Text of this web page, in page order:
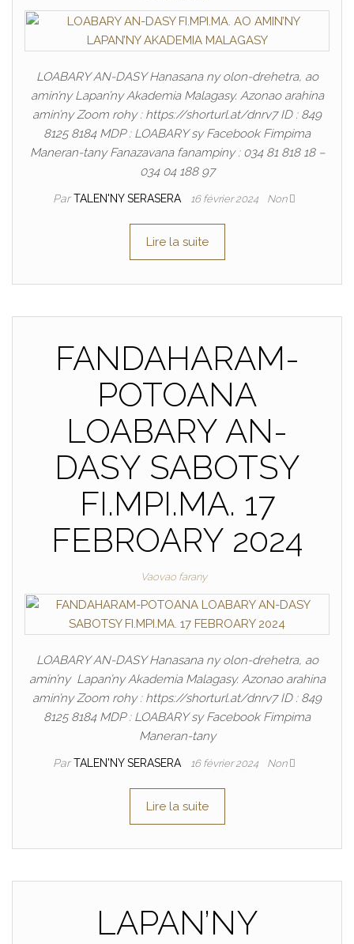
LOABARY AN-DASY Hanasana ny olon-drehetra, ao
amin’ny Lapan’ny Akademia Malagasy. Azonao arahina
amin’ny Zoom rohy : https://shorturl.at/dnrv7 ID : 849
8125 8184 MDP : LOABARY sy Facebook Fimpima
Maneran-tany Fanazavana fanampiny : 034 81 818 18 –
034 04 188 97
ParTALEN'NY SERASERA 16 février 2024 Non
Lire la suite
FANDAHARAM-
POTOANA
LOABARY AN-
DASY SABOTSY
FI.MPI.MA. 17
FEBROARY 2024
Vaovao farany
LOABARY AN-DASY Hanasana ny olon-drehetra, ao
amin’ny Lapan’ny Akademia Malagasy. Azonao arahina
amin’ny Zoom rohy : https://shorturl.at/dnrv7 ID : 849
8125 8184 MDP : LOABARY sy Facebook Fimpima
Maneran-tany
ParTALEN'NY SERASERA 16 février 2024 Non
Lire la suite
LAPAN’NY